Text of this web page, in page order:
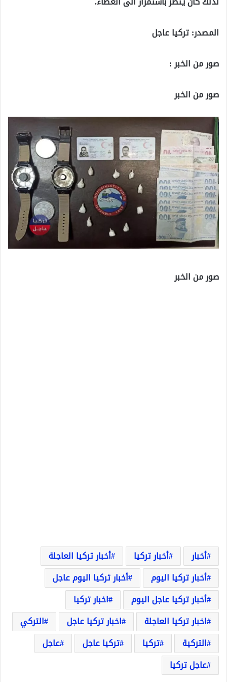
المصدر: تركيا عاجل
صور من الخبر :
صور من الخبر
صور من الخبر
أخبار أخبار تركيا
أخبار تركيا العاجلة
أخبار تركيا اليوم
أخبار تركيا اليوم عاجل
أخبار تركيا عاجل اليوم
اخبار تركيا
اخبار تركيا العاجلة
اخبار تركيا عاجل
التركي
التركية
تركيا تركيا عاجل
عاجل
عاجل تركيا